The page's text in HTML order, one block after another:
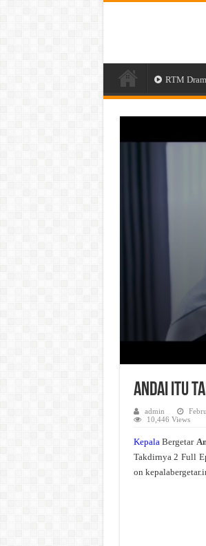
RTM
Andai Itu
admin
10,446 Views
KepalaBergetar
Takdirnya 2 Full
on